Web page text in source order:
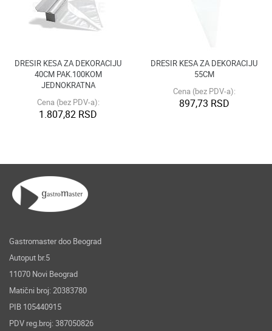
DRESIR KESA ZA DEKORACIJU
40CM PAK.100KOM
JEDNOKRATNA
Cena (bez PDV-a):
1.807,82 RSD
DRESIR KESA ZA DEKORACIJU
55CM
Cena (bez PDV-a):
897,73 RSD
Gastromaster doo Beograd
Autoput br.5
11070 Novi Beograd
Matični broj: 20383780
PIB 105440915
PDV reg.broj: 387050826